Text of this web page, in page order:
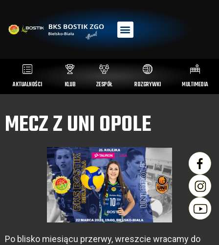
AKTUALNOŚCI KLUB ZESPÓŁ ROZGRYWKI MULTIMEDIA
MECZ Z UNI OPOLE
Po blisko miesiącu przerwy, wreszcie wracamy do